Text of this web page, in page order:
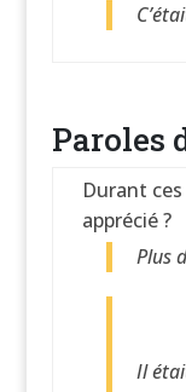
Paroles
Durant
apprécié ?
Plus
Il